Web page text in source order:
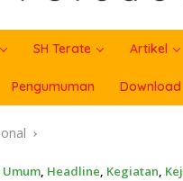
SH Terate Artikel
Pengumuman Download
, Headline, Kegiatan,